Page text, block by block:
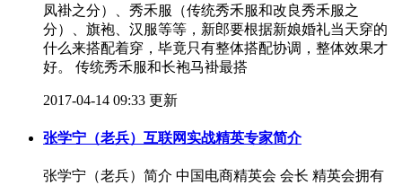
凤褂之分）、秀禾服（传统秀禾服和改良秀禾服之
分）、旗袍、汉服等等，新郎要根据新娘婚礼当天穿的
什么来搭配着穿，毕竟只有整体搭配协调，整体效果才
好。 传统秀禾服和长袍马褂最搭
2017-04-14 09:33 更新
张学宁（老兵）互联网实战精英专家简介
张学宁（老兵）简介 中国电商精英会 会长 精英会拥有